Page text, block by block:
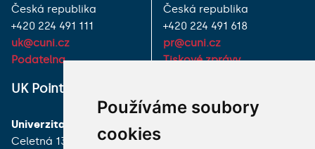
Používáme soubory
cookies
Česká republika
+420 224 491 111
uk@cuni.cz
Podatelna
Česká republika
+420 224 491 618
pr@cuni.cz
Tiskové zprávy
UK Point
Univerzita Karlova
Celetná 13